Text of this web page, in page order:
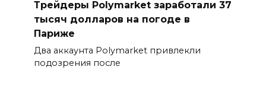
Трейдеры Polymarket заработали 37
тысяч долларов на погоде в
Париже
Два аккаунта Polymarket привлекли
подозрения после